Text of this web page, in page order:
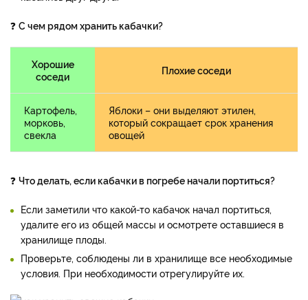
❓ С чем рядом хранить кабачки?
Хорошие
соседи
Плохие соседи
Картофель,
морковь,
свекла
Яблоки – они выделяют этилен,
который сокращает срок хранения
овощей
❓ Что делать, если кабачки в погребе начали портиться?
Если заметили что какой-то кабачок начал портиться,
удалите его из общей массы и осмотрете оставшиеся в
хранилище плоды.
Проверьте, соблюдены ли в хранилище все необходимые
условия. При необходимости отрегулируйте их.